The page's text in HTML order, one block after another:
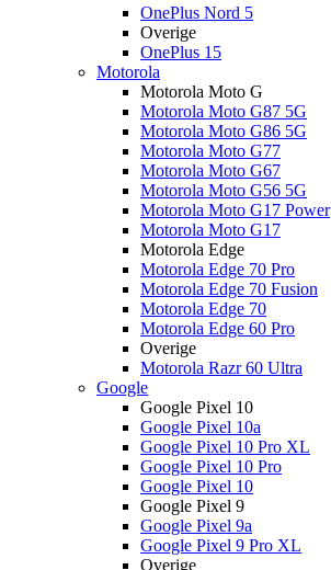
OnePlus Nord 5
Overige
OnePlus 15
Motorola
Motorola Moto G
Motorola Moto G87 5G
Motorola Moto G86 5G
Motorola Moto G77
Motorola Moto G67
Motorola Moto G56 5G
Motorola Moto G17 Power
Motorola Moto G17
Motorola Edge
Motorola Edge 70 Pro
Motorola Edge 70 Fusion
Motorola Edge 70
Motorola Edge 60 Pro
Overige
Motorola Razr 60 Ultra
Google
Google Pixel 10
Google Pixel 10a
Google Pixel 10 Pro XL
Google Pixel 10 Pro
Google Pixel 10
Google Pixel 9
Google Pixel 9a
Google Pixel 9 Pro XL
Overige